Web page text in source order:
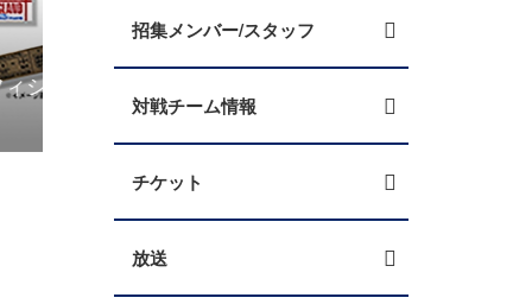
ャ
15大会ぶりの世界制覇へ期待が
招集メンバー/スタッフ
対戦チーム情報
チケット
放送